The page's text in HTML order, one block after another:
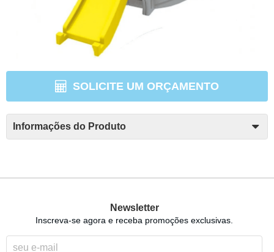
SOLICITE UM ORÇAMENTO
Informações do Produto
Newsletter
Inscreva-se agora e receba promoções exclusivas.